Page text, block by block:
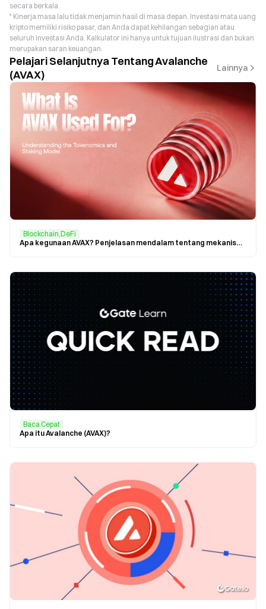
secara berkala.
* Kinerja masa lalu tidak menjamin hasil di masa depan. Investasi mata uang
kripto memiliki risiko pasar, dan Anda dapat kehilangan sebagian atau
seluruh investasi Anda. Kalkulator ini hanya untuk tujuan ilustrasi dan bukan
merupakan saran keuangan.
Pelajari Selanjutnya Tentang Avalanche
(AVAX)
Lainnya
Blockchain,DeFi
Apa kegunaan AVAX? Penjelasan mendalam tentang mekanisme token AVAX dan sistem staking
Baca Cepat
Apa itu Avalanche (AVAX)?